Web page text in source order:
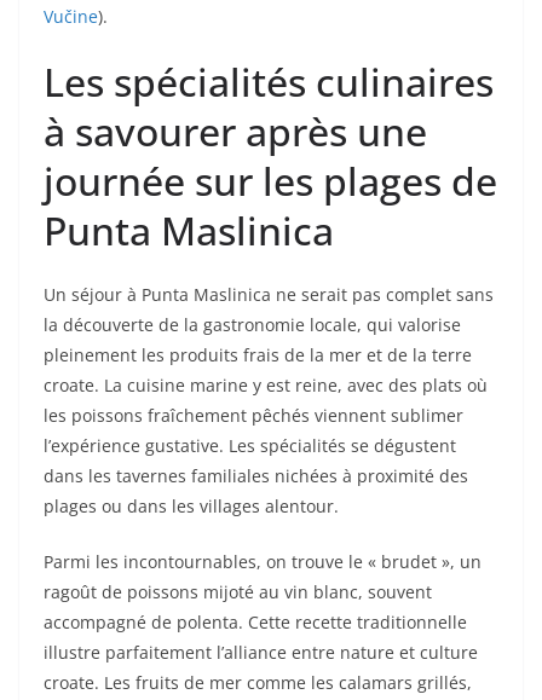
Vučine).
Les spécialités culinaires
à savourer après une
journée sur les plages de
Punta Maslinica
Un séjour à Punta Maslinica ne serait pas complet sans
la découverte de la gastronomie locale, qui valorise
pleinement les produits frais de la mer et de la terre
croate. La cuisine marine y est reine, avec des plats où
les poissons fraîchement pêchés viennent sublimer
l’expérience gustative. Les spécialités se dégustent
dans les tavernes familiales nichées à proximité des
plages ou dans les villages alentour.
Parmi les incontournables, on trouve le « brudet », un
ragoût de poissons mijoté au vin blanc, souvent
accompagné de polenta. Cette recette traditionnelle
illustre parfaitement l’alliance entre nature et culture
croate. Les fruits de mer comme les calamars grillés,